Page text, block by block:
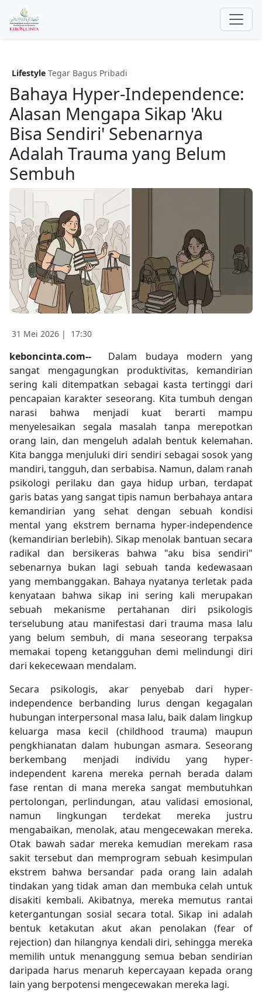
Lifestyle Tegar Bagus Pribadi
Bahaya Hyper-Independence:
Alasan Mengapa Sikap 'Aku
Bisa Sendiri' Sebenarnya
Adalah Trauma yang Belum
Sembuh
31 Mei 2026 | 17:30
keboncinta.com-- Dalam budaya modern yang
sangat mengagungkan produktivitas, kemandirian
sering kali ditempatkan sebagai kasta tertinggi dari
pencapaian karakter seseorang. Kita tumbuh dengan
narasi bahwa menjadi kuat berarti mampu
menyelesaikan segala masalah tanpa merepotkan
orang lain, dan mengeluh adalah bentuk kelemahan.
Kita bangga menjuluki diri sendiri sebagai sosok yang
mandiri, tangguh, dan serbabisa. Namun, dalam ranah
psikologi perilaku dan gaya hidup urban, terdapat
garis batas yang sangat tipis namun berbahaya antara
kemandirian yang sehat dengan sebuah kondisi
mental yang ekstrem bernama hyper-independence
(kemandirian berlebih). Sikap menolak bantuan secara
radikal dan bersikeras bahwa "aku bisa sendiri"
sebenarnya bukan lagi sebuah tanda kedewasaan
yang membanggakan. Bahaya nyatanya terletak pada
kenyataan bahwa sikap ini sering kali merupakan
sebuah mekanisme pertahanan diri psikologis
terselubung atau manifestasi dari trauma masa lalu
yang belum sembuh, di mana seseorang terpaksa
memakai topeng ketangguhan demi melindungi diri
dari kekecewaan mendalam.
Secara psikologis, akar penyebab dari hyper-
independence berbanding lurus dengan kegagalan
hubungan interpersonal masa lalu, baik dalam lingkup
keluarga masa kecil (childhood trauma) maupun
pengkhianatan dalam hubungan asmara. Seseorang
berkembang menjadi individu yang hyper-
independent karena mereka pernah berada dalam
fase rentan di mana mereka sangat membutuhkan
pertolongan, perlindungan, atau validasi emosional,
namun lingkungan terdekat mereka justru
mengabaikan, menolak, atau mengecewakan mereka.
Otak bawah sadar mereka kemudian merekam rasa
sakit tersebut dan memprogram sebuah kesimpulan
ekstrem bahwa bersandar pada orang lain adalah
tindakan yang tidak aman dan membuka celah untuk
disakiti kembali. Akibatnya, mereka memutus rantai
ketergantungan sosial secara total. Sikap ini adalah
bentuk ketakutan akut akan penolakan (fear of
rejection) dan hilangnya kendali diri, sehingga mereka
memilih untuk menanggung semua beban sendirian
daripada harus menaruh kepercayaan kepada orang
lain yang berpotensi mengecewakan mereka lagi.